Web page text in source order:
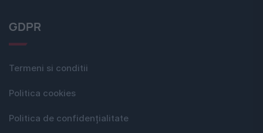
GDPR
Termeni si conditii
Politica cookies
Politica de confidențialitate